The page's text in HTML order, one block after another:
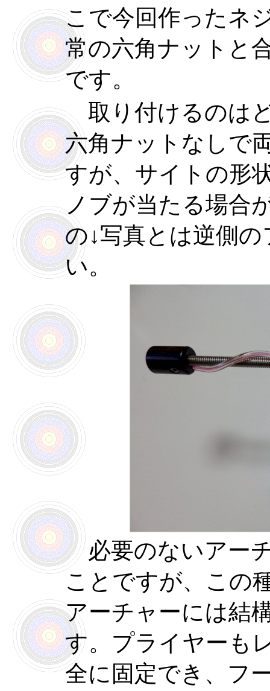
こで今回作ったネ
常の六角ナットと
です。
取り付けるのは
六角ナットなしで
すが、サイトの形
ノブが当たる場合
の↓写真とは逆側
い。
必要のないアー
ことですが、この
アーチャーには結
す。プライヤーも
全に固定でき、フ